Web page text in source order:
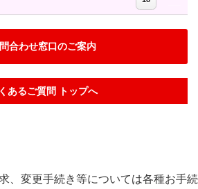
合わせ窓口のご案内
あるご質問 トップへ